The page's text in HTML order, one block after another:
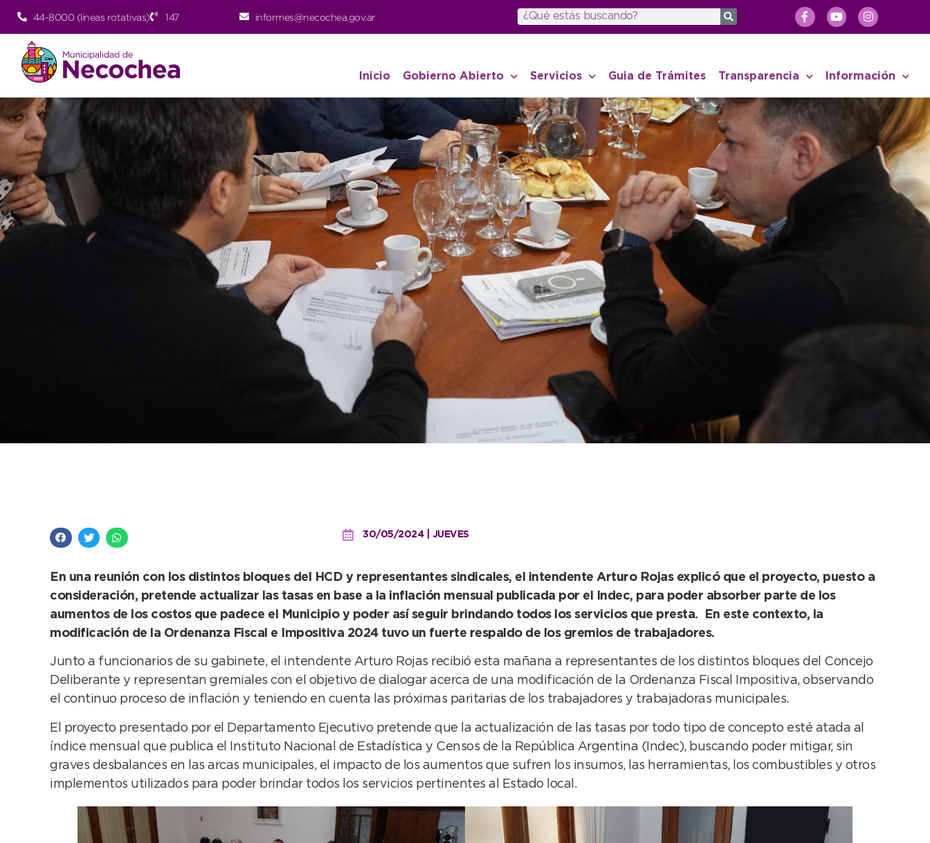
44-8000 (lineas rotativas) 147 informes@necochea.gov.ar
Inicio Gobierno Abierto Servicios Guia de Trámites Transparencia Información
30/05/2024 | JUEVES
En una reunión con los distintos bloques del HCD y representantes sindicales, el intendente Arturo Rojas explicó que el proyecto, puesto a
consideración, pretende actualizar las tasas en base a la inflación mensual publicada por el Indec, para poder absorber parte de los
aumentos de los costos que padece el Municipio y poder así seguir brindando todos los servicios que presta. En este contexto, la
modificación de la Ordenanza Fiscal e Impositiva 2024 tuvo un fuerte respaldo de los gremios de trabajadores.
Junto a funcionarios de su gabinete, el intendente Arturo Rojas recibió esta mañana a representantes de los distintos bloques del Concejo
Deliberante y representan gremiales con el objetivo de dialogar acerca de una modificación de la Ordenanza Fiscal Impositiva, observando
el continuo proceso de inflación y teniendo en cuenta las próximas paritarias de los trabajadores y trabajadoras municipales.
El proyecto presentado por el Departamento Ejecutivo pretende que la actualización de las tasas por todo tipo de concepto esté atada al
índice mensual que publica el Instituto Nacional de Estadística y Censos de la República Argentina (Indec), buscando poder mitigar, sin
graves desbalances en las arcas municipales, el impacto de los aumentos que sufren los insumos, las herramientas, los combustibles y otros
implementos utilizados para poder brindar todos los servicios pertinentes al Estado local.